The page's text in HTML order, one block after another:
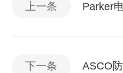
上一条 Parker
下一条 ASCO